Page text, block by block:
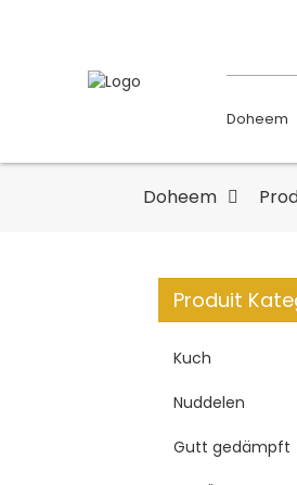
Doheem
Doheem
Produit
Kuch
Nuddelen
Gutt gedämpft